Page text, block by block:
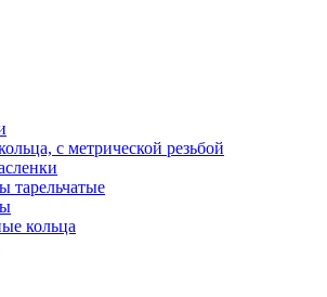
с метрической резьбой
тарельчатые
кольца